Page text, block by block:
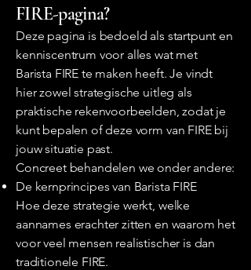
FIRE-pagina?
Deze pagina is bedoeld als startpunt en
kenniscentrum voor alles wat met
Barista FIRE te maken heeft. Je vindt
hier zowel strategische uitleg als
praktische rekenvoorbeelden, zodat je
kunt bepalen of deze vorm van FIRE bij
jouw situatie past.
Concreet behandelen we onder andere:
De kernprincipes van Barista FIRE
Hoe deze strategie werkt, welke
aannames erachter zitten en waarom het
voor veel mensen realistischer is dan
traditionele FIRE.